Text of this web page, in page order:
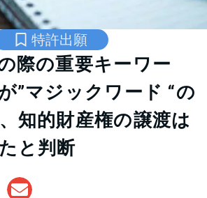
特許出願
際の重要キーワー
”マジックワード “の
知的財産権の譲渡は
と判断